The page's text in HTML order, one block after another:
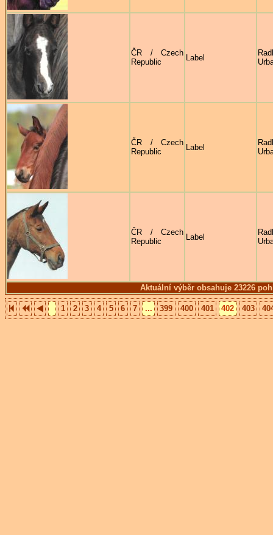
Aktuální výběr obsahuje 23226
ČR / Czech
Republic
Label
ČR / Czech
Republic
Label
ČR / Czech
Republic
Label
1 2 3 4 5 6 7 ... 399 400 401 402 403